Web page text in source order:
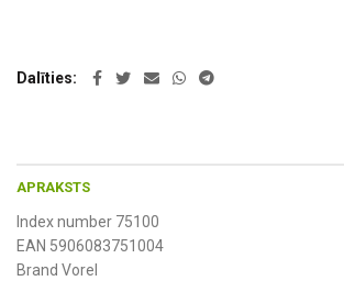
Dalīties
APRAKSTS
Index number 75100
EAN 5906083751004
Brand Vorel